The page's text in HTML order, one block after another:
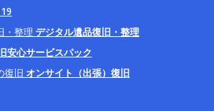
・整理 デジタル遺品復旧・整理
安心サービスパック
復旧 オンサイト（出張）復旧